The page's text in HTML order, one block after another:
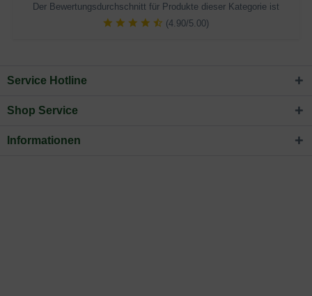
Der Bewertungsdurchschnitt für Produkte dieser Kategorie ist
(4.90/5.00)
Service Hotline
Shop Service
Informationen